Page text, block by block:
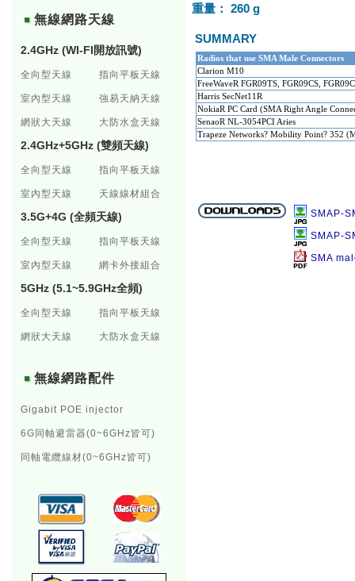
無線網路天線
2.4GHz (WI-FI開放訊號)
全向型天線 指向平板天線
室內型天線 強易天納天線
網狀大天線 大防水盒天線
2.4GHz+5GHz (雙頻天線)
全向型天線 指向平板天線
室內型天線 天線線材組合
3.5G+4G (全頻天線)
全向型天線 指向平板天線
室內型天線 網卡外接組合
5GHz (5.1~5.9GHz全頻)
全向型天線 指向平板天線
網狀大天線 大防水盒天線
無線網路配件
Gigabit POE injector
6G同軸避雷器(0~6GHz皆可)
同軸電纜線材(0~6GHz皆可)
重量： 260 g
SUMMARY
Radios that use SMA Male Connectors
Clarion M10
FreeWaveR FGR09TS, FGR09CS,
Harris SecNet11R
NokiaR PC Card (SMA Right Angle
SenaoR NL-3054PCI Aries
Trapeze Networks? Mobility Point? 352
SMAP-
SMAP-
SMA